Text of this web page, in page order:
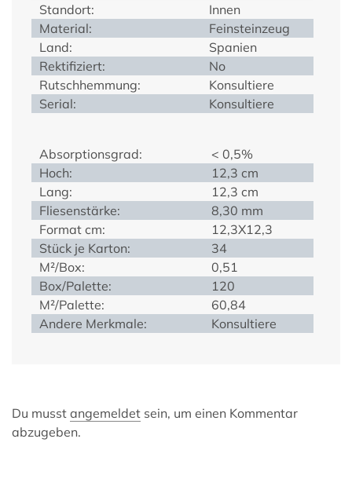
Standort:
Innen
Material:
Feinsteinzeug
Land:
Spanien
Rektifiziert:
No
Rutschhemmung:
Konsultiere
Serial:
Konsultiere
Absorptionsgrad:
< 0,5%
Hoch:
12,3 cm
Lang:
12,3 cm
Fliesenstärke:
8,30 mm
Format cm:
12,3X12,3
Stück je Karton:
34
M²/Box:
0,51
Box/Palette:
120
M²/Palette:
60,84
Andere Merkmale:
Konsultiere
Du musst angemeldet sein, um einen Kommentar
abzugeben.